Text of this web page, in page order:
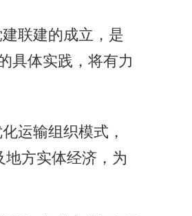
联建的成立，是
具体实践，将有力
运输组织模式，
地方实体经济，为